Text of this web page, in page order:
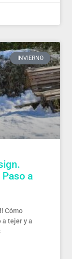
INVIERNO
a
Cómo
a tejer y a